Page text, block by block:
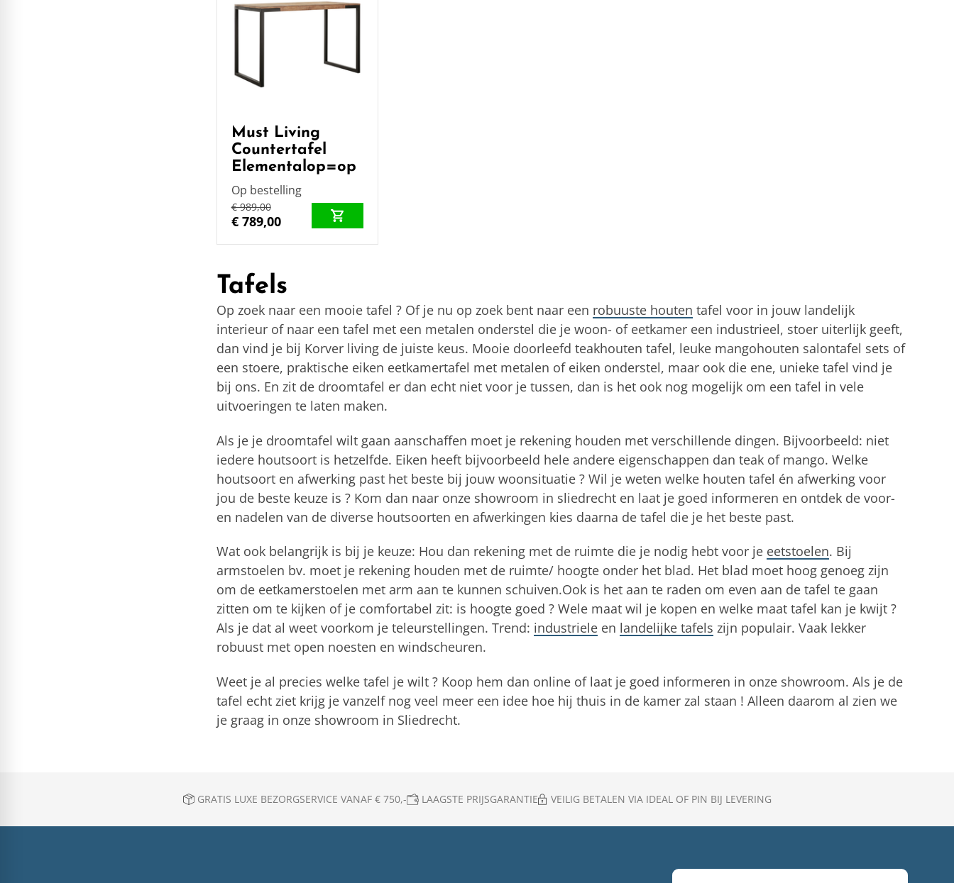
Must Living
Countertafel
Elementalop=op
Op bestelling
€ 989,00
€ 789,00
Tafels
Op zoek naar een mooie tafel ? Of je nu op zoek bent naar een robuuste houten tafel voor in jouw landelijk
interieur of naar een tafel met een metalen onderstel die je woon- of eetkamer een industrieel, stoer uiterlijk geeft,
dan vind je bij Korver living de juiste keus. Mooie doorleefd teakhouten tafel, leuke mangohouten salontafel sets of
een stoere, praktische eiken eetkamertafel met metalen of eiken onderstel, maar ook die ene, unieke tafel vind je
bij ons. En zit de droomtafel er dan echt niet voor je tussen, dan is het ook nog mogelijk om een tafel in vele
uitvoeringen te laten maken.
Als je je droomtafel wilt gaan aanschaffen moet je rekening houden met verschillende dingen. Bijvoorbeeld: niet
iedere houtsoort is hetzelfde. Eiken heeft bijvoorbeeld hele andere eigenschappen dan teak of mango. Welke
houtsoort en afwerking past het beste bij jouw woonsituatie ? Wil je weten welke houten tafel én afwerking voor
jou de beste keuze is ? Kom dan naar onze showroom in sliedrecht en laat je goed informeren en ontdek de voor-
en nadelen van de diverse houtsoorten en afwerkingen kies daarna de tafel die je het beste past.
Wat ook belangrijk is bij je keuze: Hou dan rekening met de ruimte die je nodig hebt voor je eetstoelen. Bij
armstoelen bv. moet je rekening houden met de ruimte/ hoogte onder het blad. Het blad moet hoog genoeg zijn
om de eetkamerstoelen met arm aan te kunnen schuiven.Ook is het aan te raden om even aan de tafel te gaan
zitten om te kijken of je comfortabel zit: is hoogte goed ? Wele maat wil je kopen en welke maat tafel kan je kwijt ?
Als je dat al weet voorkom je teleurstellingen. Trend: industrieleen landelijke tafels zijn populair. Vaak lekker
robuust met open noesten en windscheuren.
Weet je al precies welke tafel je wilt ? Koop hem dan online of laat je goed informeren in onze showroom. Als je de
tafel echt ziet krijg je vanzelf nog veel meer een idee hoe hij thuis in de kamer zal staan ! Alleen daarom al zien we
je graag in onze showroom in Sliedrecht.
GRATIS LUXE BEZORGSERVICE VANAF € 750,- LAAGSTE PRIJSGARANTIE VEILIG BETALEN VIA IDEAL OF PIN BIJ LEVERING